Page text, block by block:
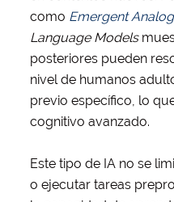
como Emergent
Language Models
posteriores pueden
nivel de humanos
previo específico, lo
cognitivo avanzado.
Este tipo de IA no se
o ejecutar tareas